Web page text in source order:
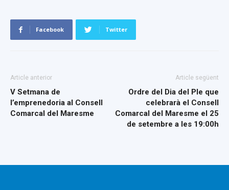
Facebook Twitter
Article anterior
V Setmana de
l’emprenedoria al Consell
Comarcal del Maresme
Article següent
Ordre del Dia del Ple que
celebrarà el Consell
Comarcal del Maresme el 25
de setembre a les 19:00h